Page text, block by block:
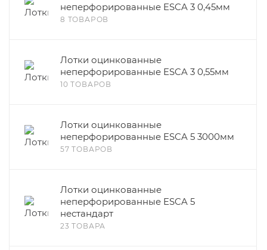
неперфорированные ESCA 3 0,45мм
8 ТОВАРОВ
Лотки оцинкованные
неперфорированные ESCA 3 0,55мм
10 ТОВАРОВ
Лотки оцинкованные
неперфорированные ESCA 5 3000мм
57 ТОВАРОВ
Лотки оцинкованные
неперфорированные ESCA 5
нестандарт
23 ТОВАРА